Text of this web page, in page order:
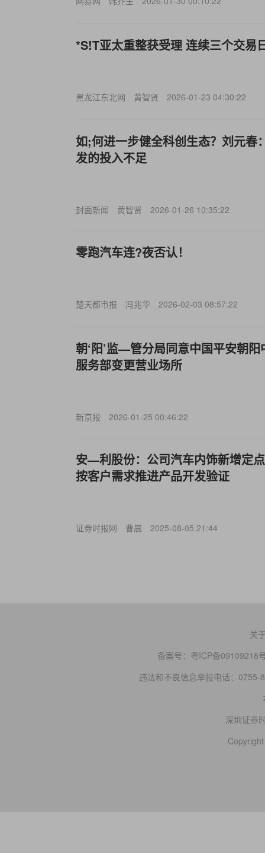
*S!T亚太重整获受理 连续三个交易
黑龙江东北网 黄智贤 2026-01-23 04:30:22
如;何进一步健全科创生态？刘元春
发的投入不足
封面新闻 黄智贤 2026-01-26 10:35:22
零跑汽车连?夜否认！
楚天都市报 冯兆华 2026-02-03 08:57:22
朝‘阳’监—管分局同意中国平安朝
服务部变更营业场所
新京报 2026-01-25 00:46:22
安—利股份：公司汽车内饰新增定
按客户需求推进产品开发验证
证券时报网 曹晨 2025-08-05 21:44
关
备案号： 粤ICP备09109218
违法和不良信息举报电话：0755-
深圳证券